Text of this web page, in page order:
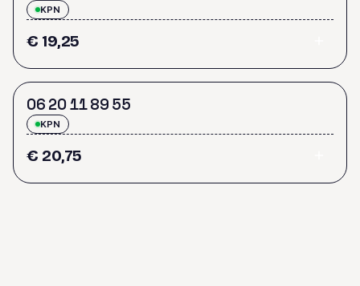
KPN
€ 19,25
06 201189 55
KPN
€ 20,75